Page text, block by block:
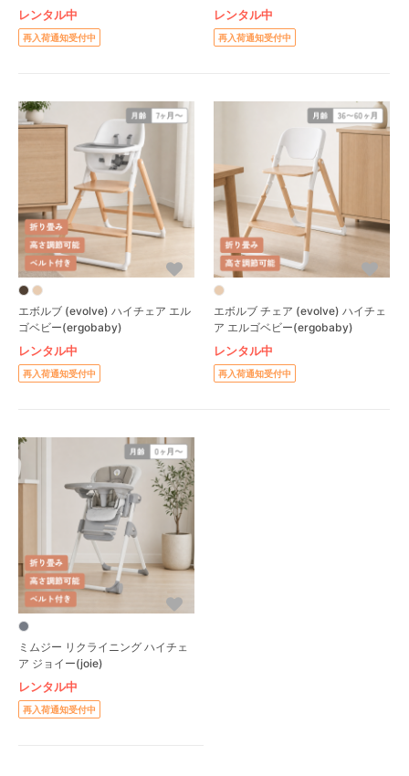
レンタル中
再入荷通知受付中
レンタル中
再入荷通知受付中
エボルブ (evolve) ハイチェア エル
ゴベビー(ergobaby)
レンタル中
再入荷通知受付中
エボルブ チェア (evolve) ハイチェ
ア エルゴベビー(ergobaby)
レンタル中
再入荷通知受付中
ミムジー リクライニング ハイチェ
ア ジョイー(joie)
レンタル中
再入荷通知受付中